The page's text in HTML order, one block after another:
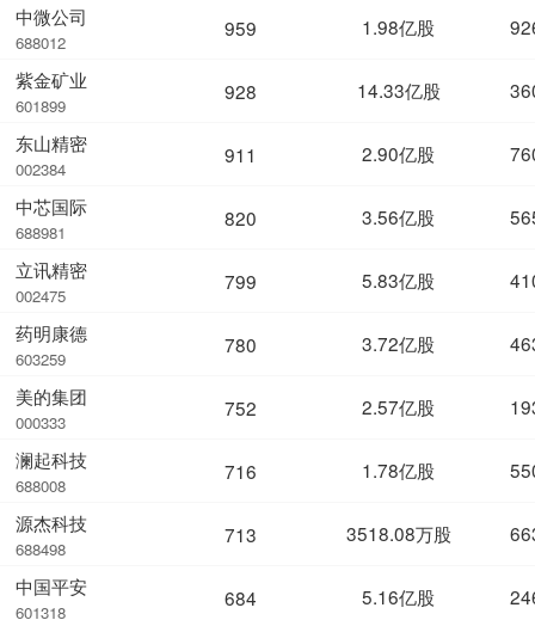
中微公司
688012
紫金矿业
601899
东山精密
002384
中芯国际
688981
立讯精密
002475
药明康德
603259
美的集团
000333
澜起科技
688008
源杰科技
688498
中国平安
601318
959 1.98亿股
928 14.33亿股
911 2.90亿股
820 3.56亿股
799 5.83亿股
780 3.72亿股
752 2.57亿股
716 1.78亿股
713 3518.08万股
684 5.16亿股